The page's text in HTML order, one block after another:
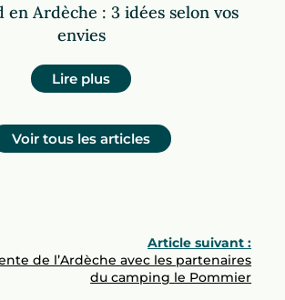
: 3 idées selon vos
envies
Lire plus
Voir tous les articles
Article suivant :
de l’Ardèche avec les partenaires
du camping le Pommier